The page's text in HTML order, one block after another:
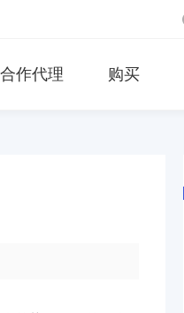
合作代理 购买